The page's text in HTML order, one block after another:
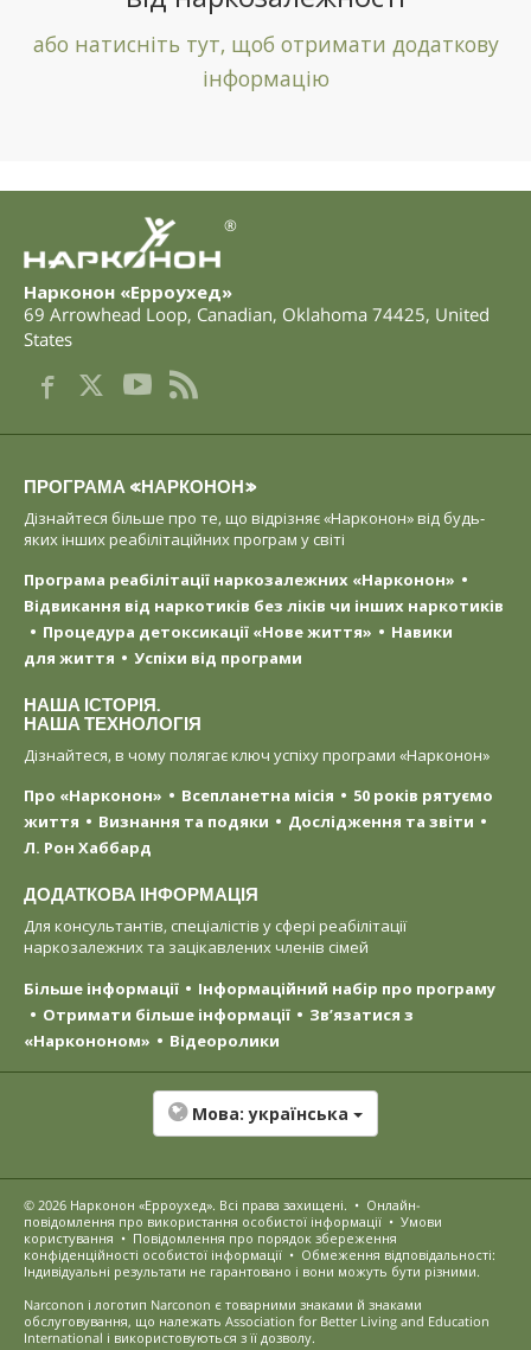
або натисніть тут, щоб отримати додаткову
інформацію
®
Нарконон «Ерроухед»
69 Arrowhead Loop, Canadian, Oklahoma 74425, United
States
ПРОГРАМА «НАРКОНОН»
Дізнайтеся більше про те, що відрізняє «Нарконон» від будь-
яких інших реабілітаційних програм у світі
Програма реабілітації наркозалежних «Нарконон»
Відвикання від наркотиків без ліків чи інших наркотиків
Процедура детоксикації «Нове життя»
Навики
для життя
Успіхи від програми
НАША ІСТОРІЯ.
НАША ТЕХНОЛОГІЯ
Дізнайтеся, в чому полягає ключ успіху програми «Нарконон»
Про «Нарконон»
Всепланетна місія
50 років рятуємо
життя
Визнання та подяки
Дослідження та звіти
Л. Рон Хаббард
ДОДАТКОВА ІНФОРМАЦІЯ
Для консультантів, спеціалістів у сфері реабілітації
наркозалежних та зацікавлених членів сімей
Більше інформації
Інформаційний набір про програму
Отримати більше інформації
Зв’язатися з
«Наркононом»
Відеоролики
Мова: українська
© 2026 Нарконон «Ерроухед». Всі права захищені. • Онлайн-
повідомлення про використання особистої інформації • Умови
користування • Повідомлення про порядок збереження
конфіденційності особистої інформації • Обмеження відповідальності:
Індивідуальні результати не гарантовано і вони можуть бути різними.
Narconon і логотип Narconon є товарними знаками й знаками
обслуговування, що належать Association for Better Living and Education
International і використовуються з її дозволу.